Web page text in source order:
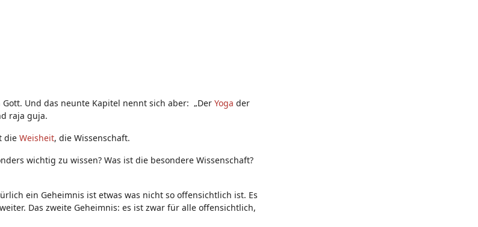
Gott. Und das neunte Kapitel nennt sich aber: „Der Yoga der
raja guja.
die Weisheit, die Wissenschaft.
wichtig zu wissen? Was ist die besondere Wissenschaft?
ein Geheimnis ist etwas was nicht so offensichtlich ist. Es
Das zweite Geheimnis: es ist zwar für alle offensichtlich,